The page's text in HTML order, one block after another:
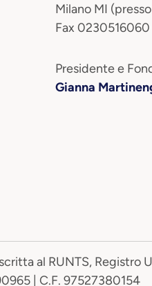
Milano MI
Fax 0230516060
Presidente e
Gianna
al RUNTS, Registro
| C.F. 97527380154